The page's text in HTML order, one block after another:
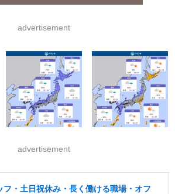
advertisement
advertisement
フ・土日祝休み・長く働ける職場・オフ